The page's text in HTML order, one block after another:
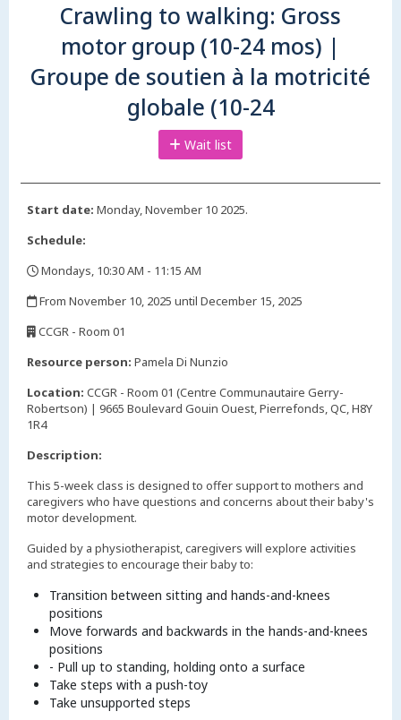
Crawling to walking: Gross
motor group (10-24 mos) |
Groupe de soutien à la motricité
globale (10-24
Wait list
Start date: Monday, November 10 2025.
Schedule:
Mondays, 10:30 AM - 11:15 AM
From November 10, 2025 until December 15, 2025
CCGR - Room 01
Resource person: Pamela Di Nunzio
Location: CCGR - Room 01 (Centre Communautaire Gerry-
Robertson) | 9665 Boulevard Gouin Ouest, Pierrefonds, QC, H8Y
1R4
Description:
This 5-week class is designed to offer support to mothers and
caregivers who have questions and concerns about their baby's
motor development.
Guided by a physiotherapist, caregivers will explore activities
and strategies to encourage their baby to:
Transition between sitting and hands-and-knees
positions
Move forwards and backwards in the hands-and-knees
positions
- Pull up to standing, holding onto a surface
Take steps with a push-toy
Take unsupported steps